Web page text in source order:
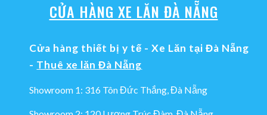
CỬA HÀNG XE LĂN ĐÀ NẴNG
Cửa hàng thiết bị y tế - Xe Lăn tại Đà Nẵng
- Thuê xe lăn Đà Nẵng
Showroom 1: 316 Tôn Đức Thắng, Đà Nẵng